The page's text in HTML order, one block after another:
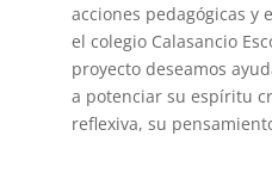
acciones pedagógicas y
el colegio Calasancio
proyecto deseamos
a potenciar su espíritu
reflexiva, su